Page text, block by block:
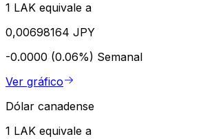
1 LAK equivale a
0,00698164 JPY
-0.0000 (0.06%) Semanal
Ver gráfico
Dólar canadense
1 LAK equivale a